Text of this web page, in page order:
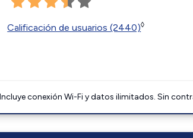
Calificación de usuarios (2440)◊
conexión Wi-Fi y datos ilimitados. Sin